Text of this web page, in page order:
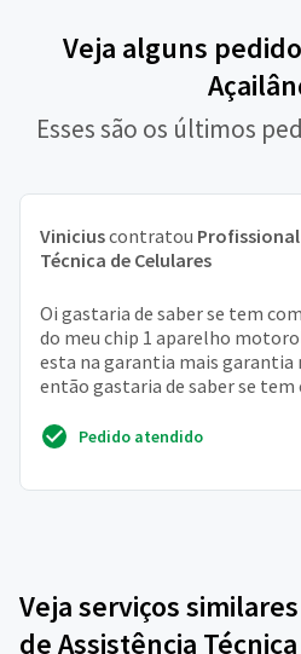
Veja alguns
Esses são os últimos
Viniciuscontratou
Técnica de Celulares
Oi gastaria de saber se tem
do meu chip 1 aparelho
esta na garantia mais garantia
então gastaria de saber se tem
Pedido atendido
Veja serviços
de Assistência